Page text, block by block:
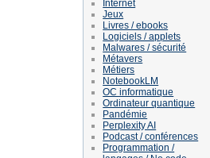
Internet
Jeux
Livres / ebooks
Logiciels / applets
Malwares / sécurité
Métavers
Métiers
NotebookLM
OC informatique
Ordinateur quantique
Pandémie
Perplexity AI
Podcast / conférences
Programmation /